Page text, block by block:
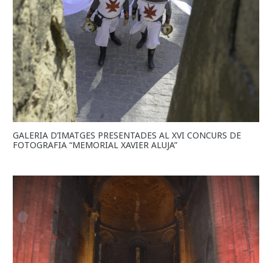
GALERIA D’IMATGES PRESENTADES AL XVI CONCURS DE
FOTOGRAFIA “MEMORIAL XAVIER ALUJA”